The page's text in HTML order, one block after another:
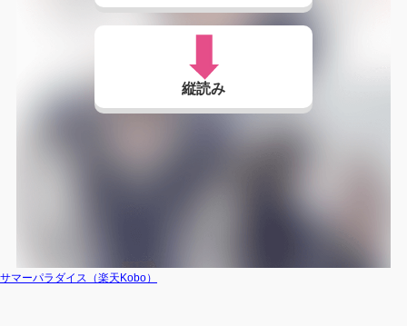
縦読み
サマーパラダイス（楽天Kobo）